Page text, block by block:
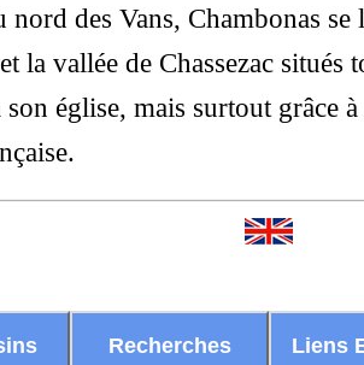
nord des Vans, Chambonas
la vallée de Chassezac
église, mais surtout grâce
Recherches Liens